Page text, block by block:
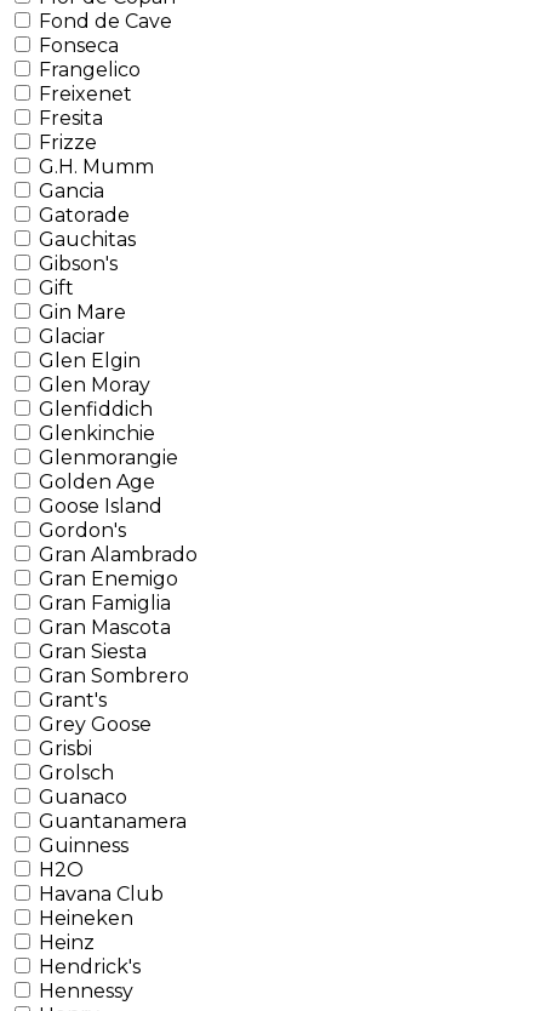
Fond de Cave
Fonseca
Frangelico
Freixenet
Fresita
Frizze
G.H. Mumm
Gancia
Gatorade
Gauchitas
Gibson's
Gift
Gin Mare
Glaciar
Glen Elgin
Glen Moray
Glenfiddich
Glenkinchie
Glenmorangie
Golden Age
Goose Island
Gordon's
Gran Alambrado
Gran Enemigo
Gran Famiglia
Gran Mascota
Gran Siesta
Gran Sombrero
Grant's
Grey Goose
Grisbi
Grolsch
Guanaco
Guantanamera
Guinness
H2O
Havana Club
Heineken
Heinz
Hendrick's
Hennessy